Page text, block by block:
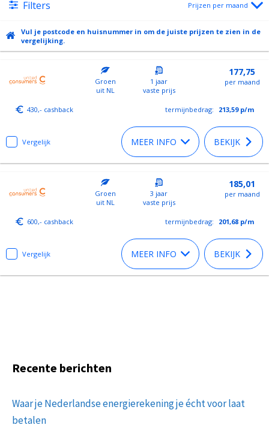
Filters Prijzen per maand
Vul je postcode en huisnummer in om de juiste prijzen te zien in de
vergelijking.
Groen
uit NL
1 jaar
vaste prijs
177,75
per maand
430,- cashback termijnbedrag: 213,59 p/m
Vergelijk MEER INFO BEKIJK
Groen
uit NL
3 jaar
vaste prijs
185,01
per maand
600,- cashback termijnbedrag: 201,68 p/m
Vergelijk MEER INFO BEKIJK
Recente berichten
Waar je Nederlandse energierekening je écht voor laat
betalen